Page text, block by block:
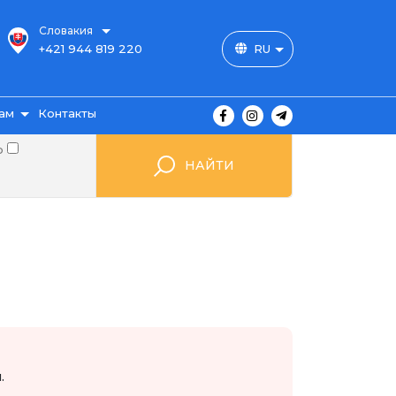
Словакия
+421 944 819 220 RU
Контакты
НАЙТИ